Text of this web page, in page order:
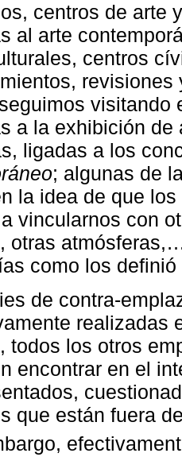
centros de arte
al arte
centros
visitando
a la exhibición
ligadas a los
; algunas de
la idea de que
vincularnos con
otras
como los
de contra-
realizadas
todos los otros
encontrar en el
que están fuera